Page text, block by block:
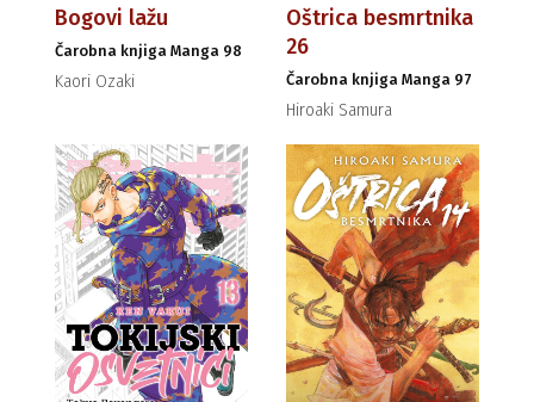
Bogovi lažu
Čarobna knjiga Manga 98
Kaori Ozaki
Oštrica besmrtnika
26
Čarobna knjiga Manga 97
Hiroaki Samura